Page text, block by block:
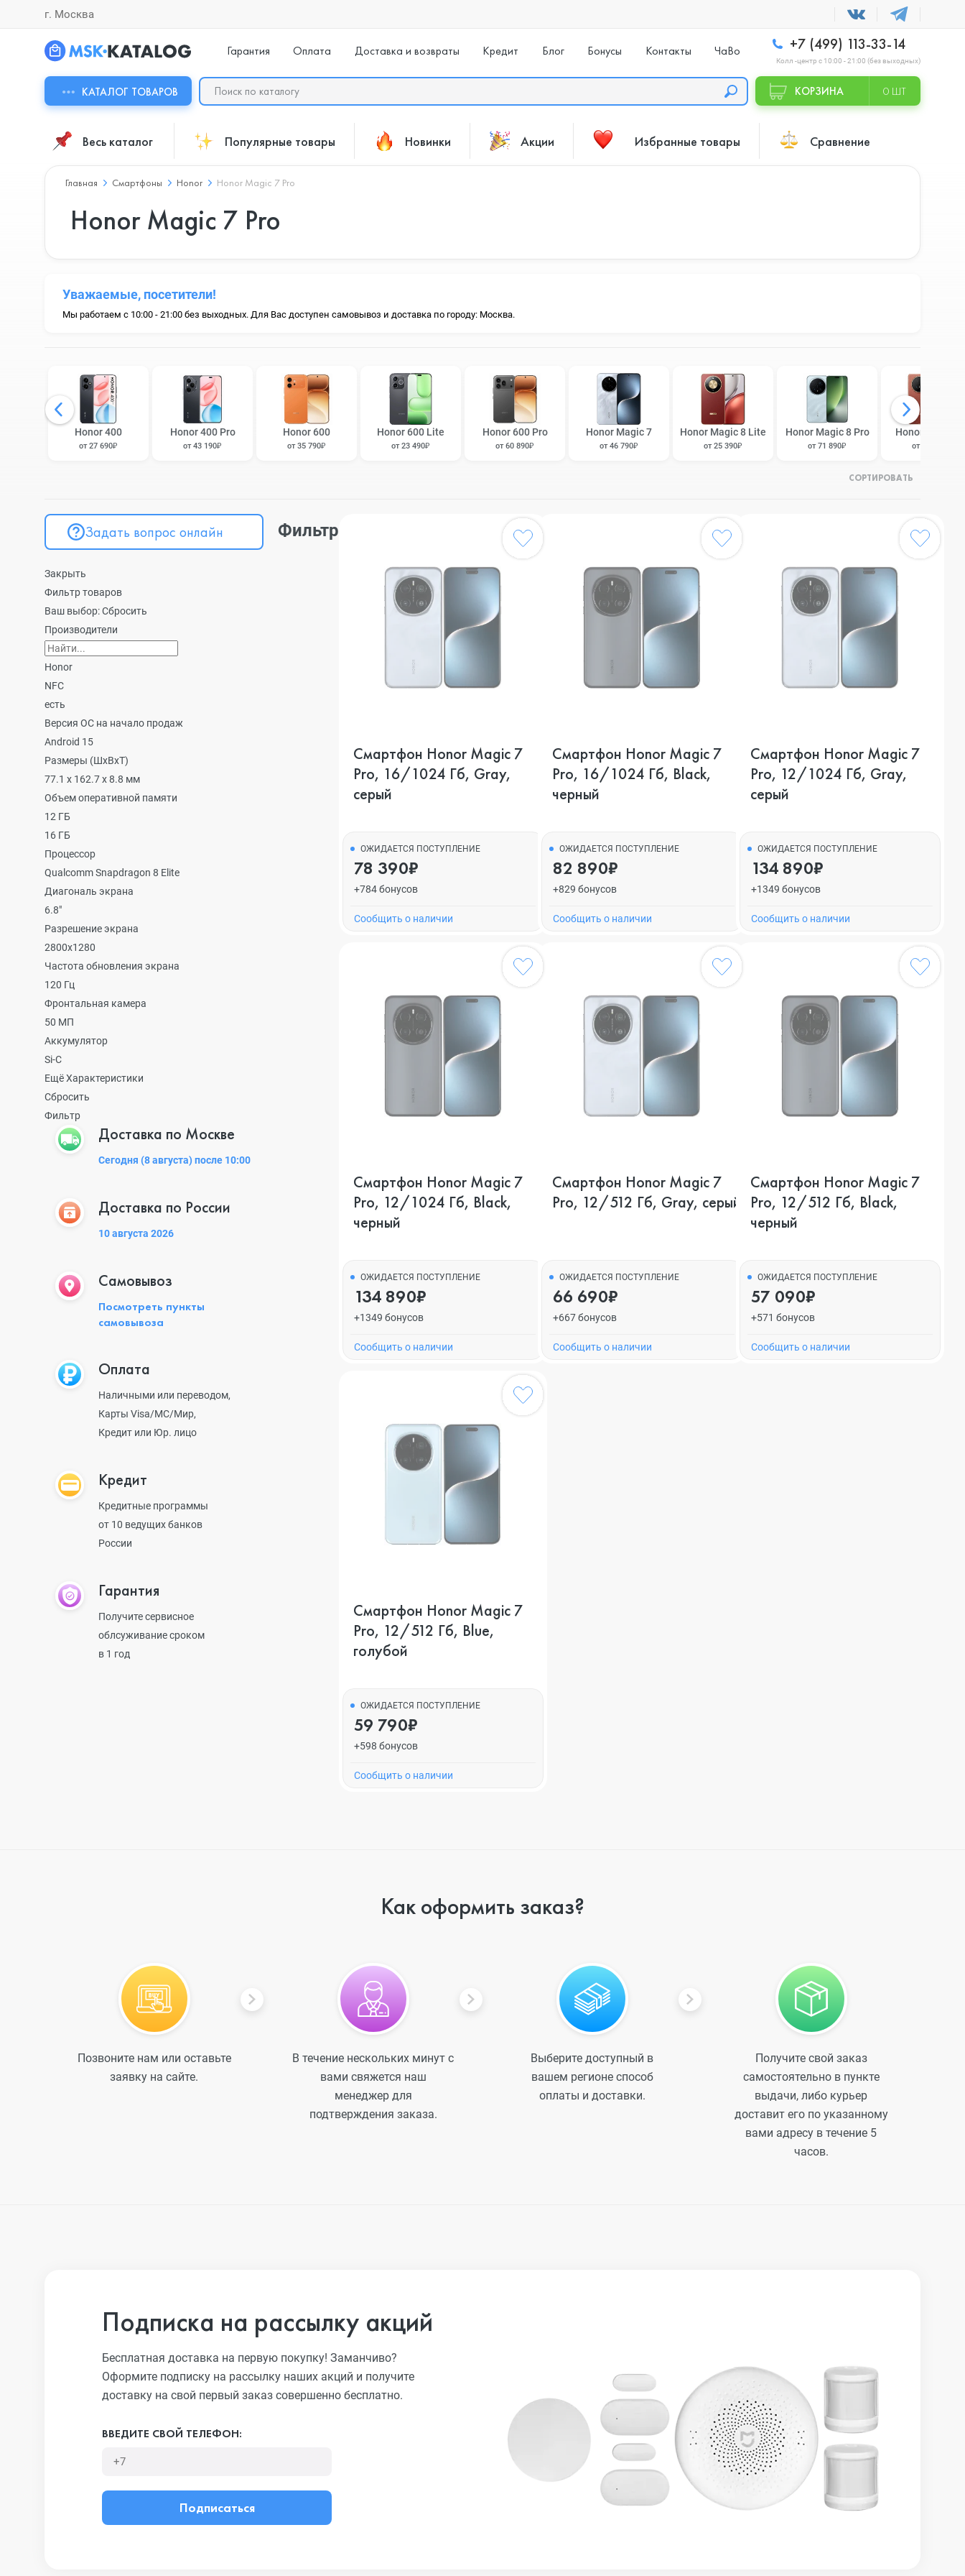
г. Москва
Гарантия Оплата Доставка и возвраты Кредит Блог Бонусы Контакты ЧаВо +7 (499) 113-33-14
Колл -центр с 10:00 - 21:00 (без выходных)
КАТАЛОГ ТОВАРОВ КОРЗИНА 0 ШТ
Весь каталог Популярные товары Новинки Акции Избранные товары Сравнение
Главная Смартфоны Honor Honor Magic 7 Pro
Honor Magic 7 Pro
Уважаемые, посетители!
Мы работаем с 10:00 - 21:00 без выходных. Для Вас доступен самовывоз и доставка по городу: Москва.
Honor 400
от 27 690₽
Honor 400 Pro
от 43 190₽
Honor 600
от 35 790₽
Honor 600 Lite
от 23 490₽
Honor 600 Pro
от 60 890₽
Honor Magic 7
от 46 790₽
Honor Magic 8 Lite
от 25 390₽
Honor Magic 8 Pro
от 71 890₽
Honor Magic
от 79 490₽
СОРТИРОВАТЬ
Задать вопрос онлайн
Закрыть
Фильтр товаров
Ваш выбор:Сбросить
Производители
Honor
NFC
есть
Версия ОС на начало продаж
Android 15
Размеры (ШxВxТ)
77.1 x 162.7 x 8.8 мм
Объем оперативной памяти
12 ГБ
16 ГБ
Процессор
Qualcomm Snapdragon 8 Elite
Диагональ экрана
6.8"
Разрешение экрана
2800x1280
Частота обновления экрана
120 Гц
Фронтальная камера
50 МП
Аккумулятор
Si-C
Ещё Характеристики
Сбросить
Фильтр
Доставка по Москве
Сегодня (8 августа) после 10:00
Доставка по России
10 августа 2026
Самовывоз
Посмотреть пункты
самовывоза
Оплата
Наличными или переводом,
Карты Visa/MC/Мир,
Кредит или Юр. лицо
Кредит
Кредитные программы
от 10 ведущих банков
России
Гарантия
Получите сервисное
облсуживание сроком
в 1 год
Фильтр
Смартфон Honor Magic 7
Pro, 16/1024 Гб, Gray,
серый
ОЖИДАЕТСЯ ПОСТУПЛЕНИЕ
78 390₽
+784 бонусов
Cообщить о наличии
Смартфон Honor Magic 7
Pro, 16/1024 Гб, Black,
черный
ОЖИДАЕТСЯ ПОСТУПЛЕНИЕ
82 890₽
+829 бонусов
Cообщить о наличии
Смартфон Honor Magic 7
Pro, 12/1024 Гб, Gray,
серый
ОЖИДАЕТСЯ ПОСТУПЛЕНИЕ
134 890₽
+1349 бонусов
Cообщить о наличии
Смартфон Honor Magic 7
Pro, 12/1024 Гб, Black,
черный
ОЖИДАЕТСЯ ПОСТУПЛЕНИЕ
134 890₽
+1349 бонусов
Cообщить о наличии
Смартфон Honor Magic 7
Pro, 12/512 Гб, Gray, серый
ОЖИДАЕТСЯ ПОСТУПЛЕНИЕ
66 690₽
+667 бонусов
Cообщить о наличии
Смартфон Honor Magic 7
Pro, 12/512 Гб, Black,
черный
ОЖИДАЕТСЯ ПОСТУПЛЕНИЕ
57 090₽
+571 бонусов
Cообщить о наличии
Смартфон Honor Magic 7
Pro, 12/512 Гб, Blue,
голубой
ОЖИДАЕТСЯ ПОСТУПЛЕНИЕ
59 790₽
+598 бонусов
Cообщить о наличии
Как оформить заказ?
Позвоните нам или оставьте
заявку на сайте.
В течение нескольких минут с
вами свяжется наш
менеджер для
подтверждения заказа.
Выберите доступный в
вашем регионе способ
оплаты и доставки.
Получите свой заказ
самостоятельно в пункте
выдачи, либо курьер
доставит его по указанному
вами адресу в течение 5
часов.
Подписка на рассылку акций
Бесплатная доставка на первую покупку! Заманчиво?
Оформите подписку на рассылку наших акций и получите
доставку на свой первый заказ совершенно бесплатно.
ВВЕДИТЕ СВОЙ ТЕЛЕФОН:
Подписаться